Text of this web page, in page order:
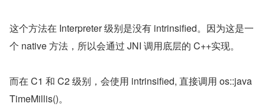
这个方法在 Interpreter 级别是没有 intrinsified。因为这是一
个 native 方法，所以会通过 JNI 调用底层的 C++实现。
而在 C1 和 C2 级别，会使用 intrinsified, 直接调用 os::java
TimeMillis()。